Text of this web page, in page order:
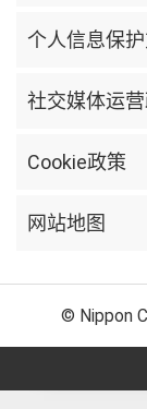
个人信息保
社交媒体运
Cookie政策
网站地图
© Nippon